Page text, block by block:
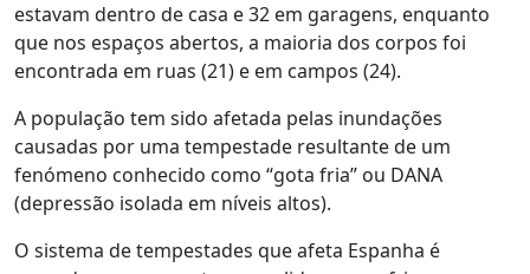
estavam dentro de casa e 32 em garagens, enquanto
que nos espaços abertos, a maioria dos corpos foi
encontrada em ruas (21) e em campos (24).
A população tem sido afetada pelas inundações
causadas por uma tempestade resultante de um
fenómeno conhecido como “gota fria” ou DANA
(depressão isolada em níveis altos).
O sistema de tempestades que afeta Espanha é